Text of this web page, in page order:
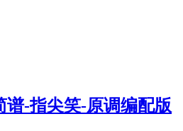
谱-指尖笑-原调编配版